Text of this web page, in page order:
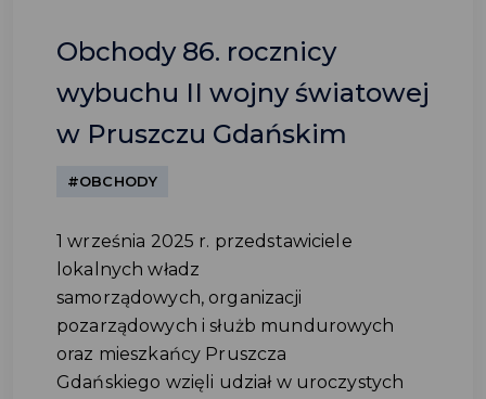
Obchody 86. rocznicy
wybuchu II wojny światowej
w Pruszczu Gdańskim
#OBCHODY
1 września 2025 r. przedstawiciele
lokalnych władz
samorządowych, organizacji
pozarządowych i służb mundurowych
oraz mieszkańcy Pruszcza
Gdańskiego wzięli udział w uroczystych